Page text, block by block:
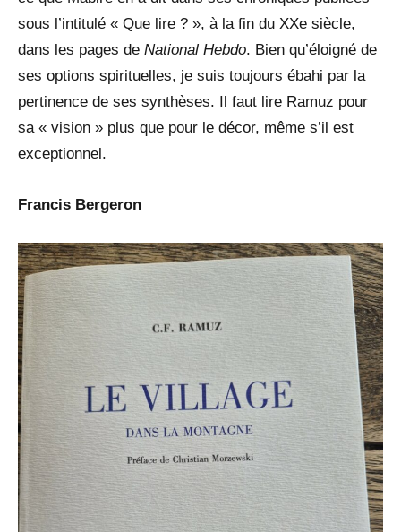
sous l’intitulé « Que lire ? », à la fin du XXe siècle,
dans les pages de National Hebdo. Bien qu’éloigné de
ses options spirituelles, je suis toujours ébahi par la
pertinence de ses synthèses. Il faut lire Ramuz pour
sa « vision » plus que pour le décor, même s’il est
exceptionnel.
Francis Bergeron